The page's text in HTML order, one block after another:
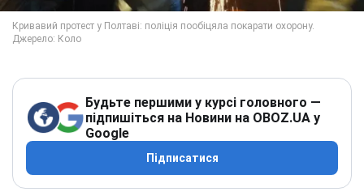
Будьте першими у курсі головного —
підпишіться на Новини на OBOZ.UA у
Google
Підписатися